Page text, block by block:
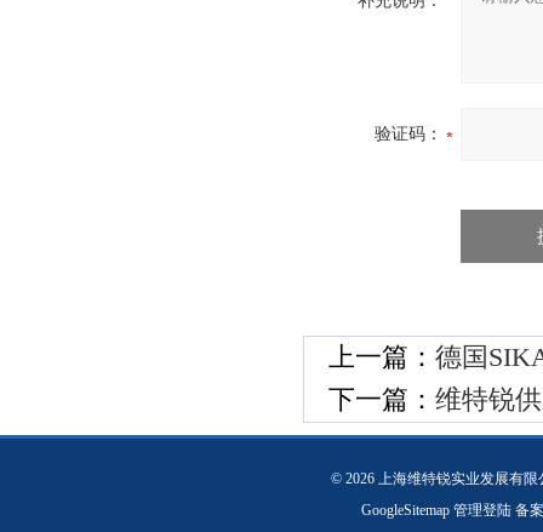
验证码：
上一篇： 德国
下一篇： 维特锐
© 2026 上海维特锐实业发展有
GoogleSitemap 管理登陆 备